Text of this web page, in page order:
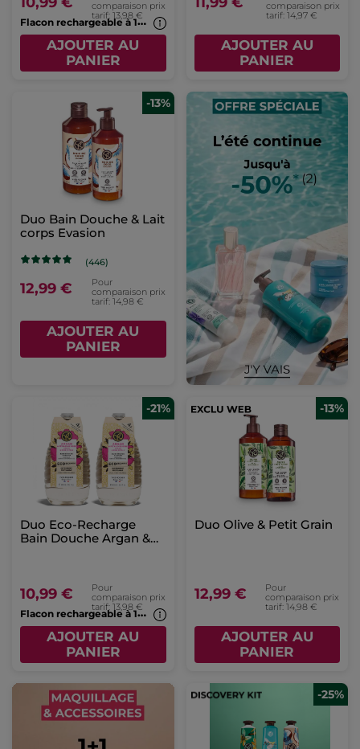
comparaison prix
tarif: 13,98 €F
lacon rechargeable à 1€*(7b)
AJOUTER AU
PANIER
comparaison prix
tarif: 14,97 €
AJOUTER AU
PANIER
-13%
Duo Bain Douche & Lait
corps Evasion
(446)
12,99 €
Pour
comparaison prix
tarif: 14,98 €
AJOUTER AU
PANIER
-21%
Duo Eco-Recharge
Bain Douche Argan &
10,99 €
Pour
comparaison prix
tarif: 13,98 €F
lacon rechargeable à 1€*(7b)
AJOUTER AU
PANIER
-13%
Duo Olive & Petit Grain
12,99 €
Pour
comparaison prix
tarif: 14,98 €
AJOUTER AU
PANIER
-25%